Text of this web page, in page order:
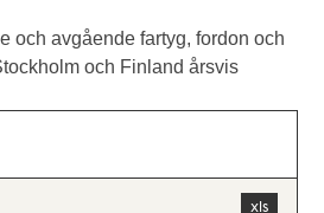
och avgående fartyg, fordon och
och Finland årsvis